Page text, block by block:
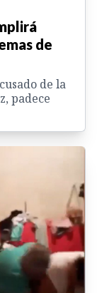
de
de la
padece